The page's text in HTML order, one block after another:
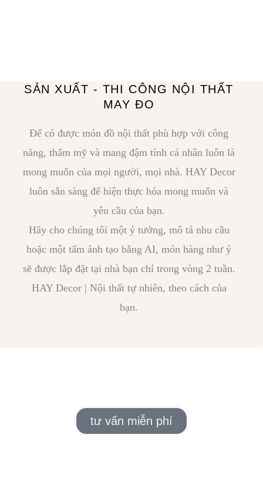
SẢN XUẤT - THI CÔNG NỘI THẤT
MAY ĐO
Để có được món đồ nội thất phù hợp với công
năng, thẩm mỹ và mang đậm tính cá nhân luôn là
mong muốn của mọi người, mọi nhà. HAY Decor
luôn sẵn sàng để hiện thực hóa mong muốn và
yêu cầu của bạn.
Hãy cho chúng tôi một ý tưởng, mô tả nhu cầu
hoặc một tấm ảnh tạo bằng AI, món hàng như ý
sẽ được lắp đặt tại nhà bạn chỉ trong vòng 2 tuần.
HAY Decor | Nội thất tự nhiên, theo cách của
bạn.
tư vấn miễn phí